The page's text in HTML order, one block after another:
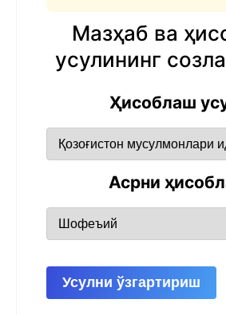
Мазҳаб ва
усулининг
Ҳисоблаш
Асрни
Усулни ўзгартириш